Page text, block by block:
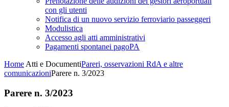
con gli utenti
Notifica di un nuovo servizio ferroviario passeggeri
Modulistica
Accesso agli atti amministrativi
Pagamenti spontanei pagoPA
Home Atti e DocumentiPareri, osservazioni RdA e altre
comunicazioniParere n. 3/2023
Parere n. 3/2023